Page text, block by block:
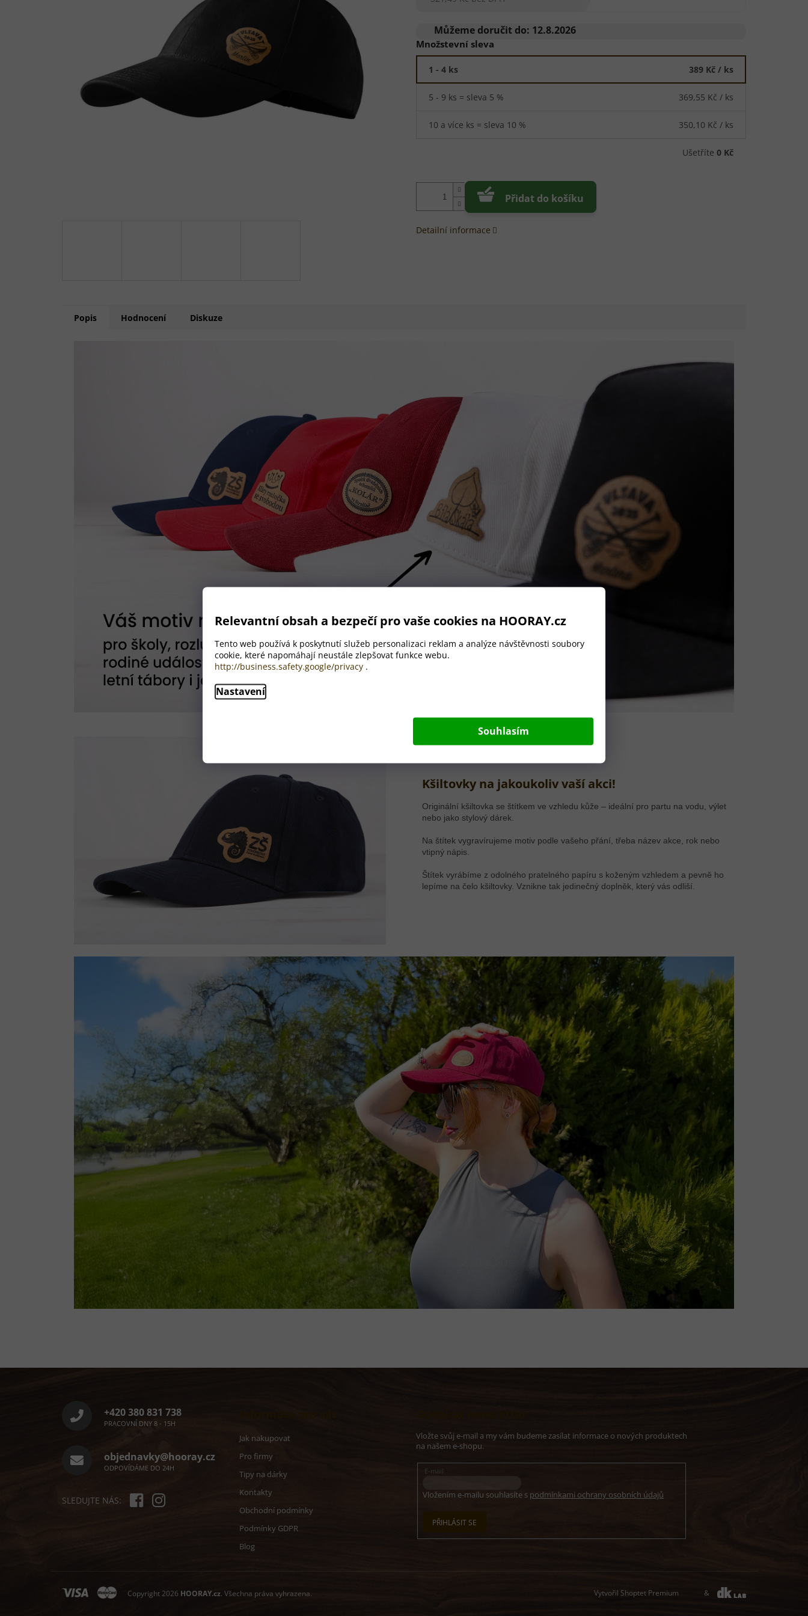
Relevantní obsah a bezpečí pro vaše cookies na HOORAY.cz
Tento web používá k poskytnutí služeb personalizaci reklam a analýze návštěvnosti soubory
cookie, které napomáhají neustále zlepšovat funkce webu.
http://business.safety.google/privacy .
Nastavení
Souhlasím
cena:
Můžeme doručit do: 12.8.2026
Množstevní sleva
1 - 4 ks 389 Kč / ks
5 - 9 ks = sleva 5 % 369,55 Kč / ks
10 a více ks = sleva 10 % 350,10 Kč / ks
Ušetříte 0 Kč
Přidat do košíku
Detailní informace
Popis Hodnocení Diskuze
Kšiltovky na jakoukoliv vaší akci!
Originální kšiltovka se štítkem ve vzhledu kůže – ideální pro partu na vodu, výlet
nebo jako stylový dárek.
Na štítek vygravírujeme motiv podle vašeho přání, třeba název akce, rok nebo
vtipný nápis.
Štítek vyrábíme z odolného pratelného papíru s koženým vzhledem a pevně ho
lepíme na čelo kšiltovky. Vznikne tak jedinečný doplněk, který vás odliší.
Z
+420 380 831 738
PRACOVNÍ DNY 8 - 15H
objednavky@hooray.cz
ODPOVÍDÁME DO 24H
SLEDUJTE NÁS:
Jak nakupovat
Pro firmy
Tipy na dárky
Kontakty
Obchodní podmínky
Podmínky GDPR
Blog
Vložte svůj e-mail a my vám budeme zasílat informace o nových produktech
na našem e-shopu.
E-mail
Vložením e-mailu souhlasíte s podmínkami ochrany osobních údajů
PŘIHLÁSIT SE
Vytvořil Shoptet Premium &
Copyright 2026 HOORAY.cz. Všechna práva vyhrazena.